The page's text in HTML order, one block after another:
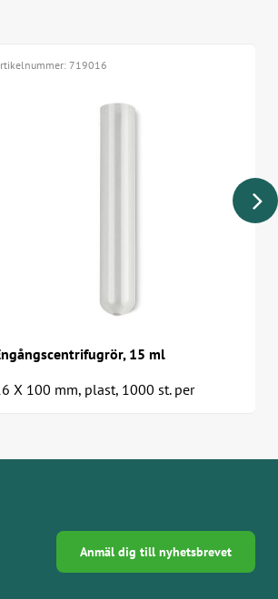
använda reduktionsrör (art.nr.
15 ml
X 100 mm, plast, 1000 st. per
719016
Anmäl dig till nyhetsbrevet